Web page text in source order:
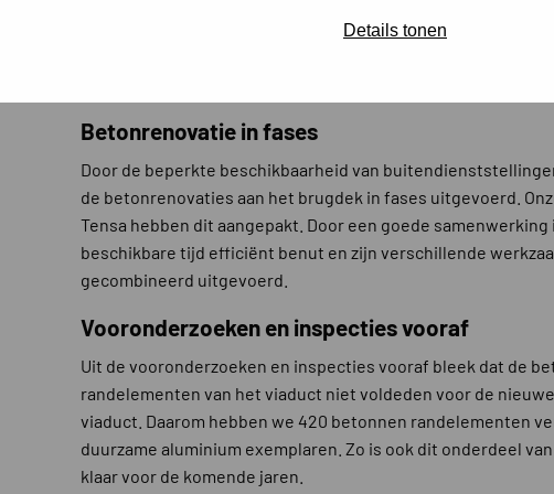
Details tonen
uitvoeren, terwijl het verkeer op de brug gewoon doorging.
Betonrenovatie in fases
Door de beperkte beschikbaarheid van
de betonrenovaties aan het brugdek in fases uitgevoerd.
Tensa hebben dit aangepakt. Door een goede
beschikbare tijd efficiënt benut en zijn verschillende
gecombineerd uitgevoerd.
Vooronderzoeken en inspecties vooraf
Uit de vooronderzoeken en inspecties vooraf bleek dat de
randelementen van het viaduct niet voldeden voor de
viaduct. Daarom hebben we 420 betonnen randelementen
duurzame aluminium exemplaren. Zo is ook dit onderdeel
klaar voor de komende jaren.